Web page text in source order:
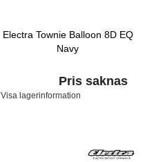
Electra Townie Balloon 8D EQ
Navy
Pris saknas
Visa lagerinformation